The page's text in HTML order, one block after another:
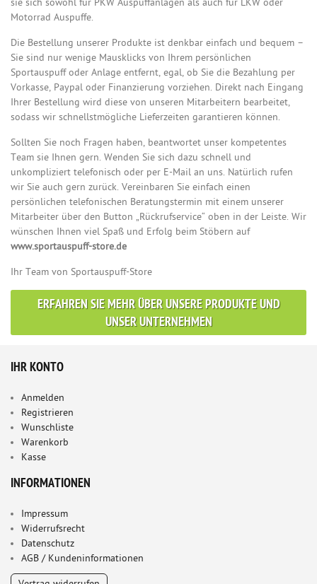
sie sich sowohl für PKW Auspuffanlagen als auch für LKW oder
Motorrad Auspuffe.
Die Bestellung unserer Produkte ist denkbar einfach und bequem –
Sie sind nur wenige Mausklicks von Ihrem persönlichen
Sportauspuff oder Anlage entfernt, egal, ob Sie die Bezahlung per
Vorkasse, Paypal oder Finanzierung vorziehen. Direkt nach Eingang
Ihrer Bestellung wird diese von unseren Mitarbeitern bearbeitet,
sodass wir schnellstmögliche Lieferzeiten garantieren können.
Sollten Sie noch Fragen haben, beantwortet unser kompetentes
Team sie Ihnen gern. Wenden Sie sich dazu schnell und
unkompliziert telefonisch oder per E-Mail an uns. Natürlich rufen
wir Sie auch gern zurück. Vereinbaren Sie einfach einen
persönlichen telefonischen Beratungstermin mit einem unserer
Mitarbeiter über den Button „Rückrufservice“ oben in der Leiste. Wir
wünschen Ihnen viel Spaß und Erfolg beim Stöbern auf
www.sportauspuff-store.de
Ihr Team von Sportauspuff-Store
ERFAHREN SIE MEHR ÜBER UNSERE PRODUKTE UND
UNSER UNTERNEHMEN
IHR KONTO
Anmelden
Registrieren
Wunschliste
Warenkorb
Kasse
INFORMATIONEN
Impressum
Widerrufsrecht
Datenschutz
AGB / Kundeninformationen